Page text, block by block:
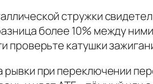
стружки
более 10% между
проверьте катушки
при переключении